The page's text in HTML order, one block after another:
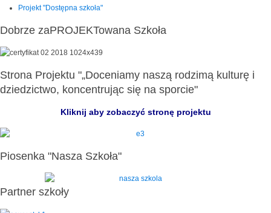
Projekt "Dostępna szkoła"
Dobrze zaPROJEKTowana Szkoła
Strona Projektu "„Doceniamy naszą rodzimą kulturę i
dziedzictwo, koncentrując się na sporcie"
Kliknij aby zobaczyć stronę projektu
Piosenka "Nasza Szkoła"
Partner szkoły